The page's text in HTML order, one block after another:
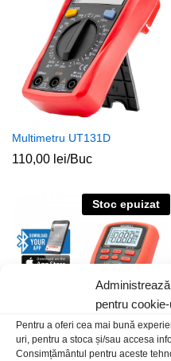
pentru
Pentru a oferi cea mai bună
uri, pentru a stoca și/sau accesa
Consimțământul pentru aceste
Multimetru UT131D
110,00 lei/Buc
Stoc epuizat